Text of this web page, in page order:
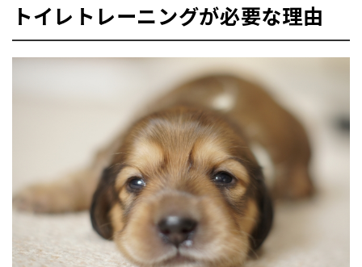
トイレトレーニングが必要な理由